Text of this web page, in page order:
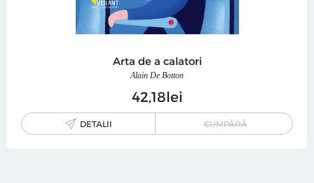
Arta de a calatori
Alain De Botton
4218lei
DETALII CUMPĂRĂ